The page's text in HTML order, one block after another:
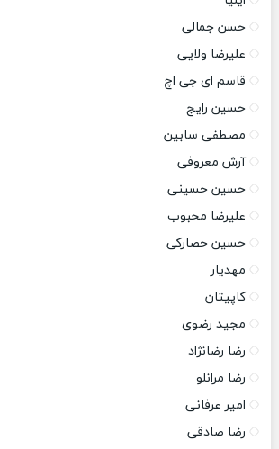
حسن جمالی
علیرضا ولایی
قاسم ای جی اچ
حسین رایج
مصطفی سابین
آرش معروفی
حسین حسینی
علیرضا محبوب
حسین حصارکی
مهدیار
کاپیتان
مجید رضوی
رضا رضانژاد
رضا مرانلو
امیر عرفانی
رضا صادقی